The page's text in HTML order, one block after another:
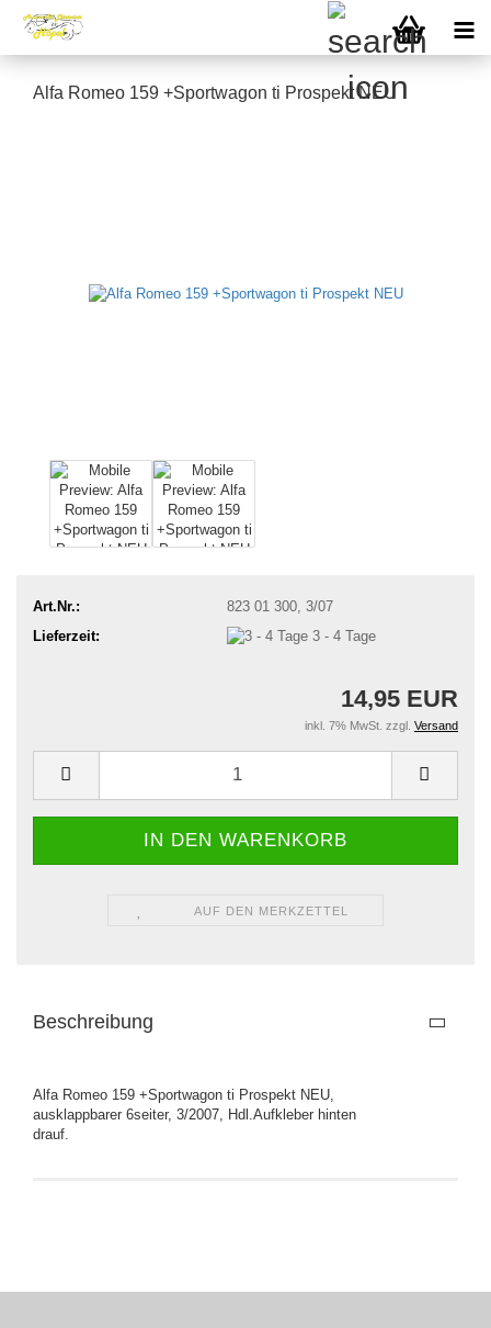
Alfa Romeo 159 +Sportwagon ti Prospekt NEU
Art.Nr.:
823 01 300, 3/07
Lieferzeit:
3 - 4 Tage
14,95 EUR
inkl. 7% MwSt. zzgl. Versand
AUF DEN MERKZETTEL
Beschreibung
Alfa Romeo 159 +Sportwagon ti Prospekt NEU,
ausklappbarer 6seiter, 3/2007, Hdl.Aufkleber hinten
drauf.